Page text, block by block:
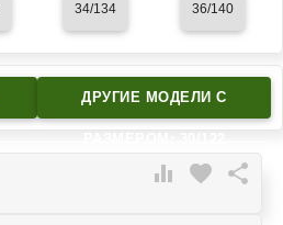
34/134 36/140
ДРУГИЕ МОДЕЛИ C
 favorite 